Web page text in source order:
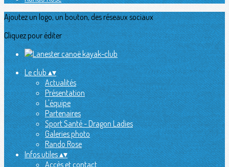
Ajoutez un logo, un bouton, des réseaux sociaux
Cliquez pour éditer
Le club▴▾
Actualités
Présentation
L'équipe
Partenaires
Sport Santé - Dragon Ladies
Galeries photo
Rando Rose
Infos utiles▴▾
Accès et contact